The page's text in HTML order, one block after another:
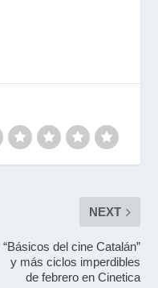
NEXT
“Básicos del cine Catalán”
y más ciclos imperdibles
de febrero en Cinetica